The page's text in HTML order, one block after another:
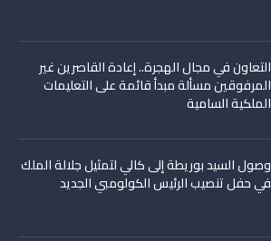
التعاون في مجال الهجرة.. إعادة القاصرين غير
المرفوقين مسألة مبدأ قائمة على التعليمات
الملكية السامية
وصول السيد بوريطة إلى كالي لتمثيل جلالة الملك
في حفل تنصيب الرئيس الكولومبي الجديد